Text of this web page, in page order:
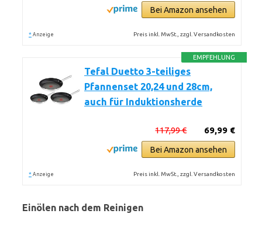
Bei Amazon ansehen
* Anzeige Preis inkl. MwSt., zzgl. Versandkosten
EMPFEHLUNG
Tefal Duetto 3-teiliges
Pfannenset 20,24 und 28cm,
auch für Induktionsherde
69,99 €
117,99 €
Bei Amazon ansehen
* Anzeige Preis inkl. MwSt., zzgl. Versandkosten
Einölen nach dem Reinigen